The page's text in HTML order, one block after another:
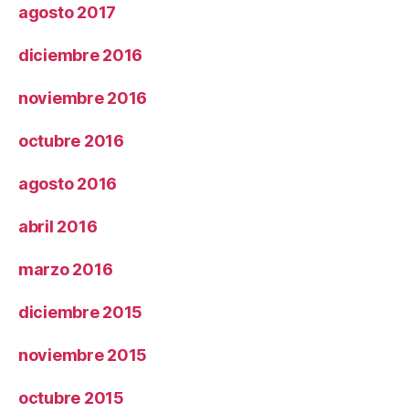
agosto 2017
diciembre 2016
noviembre 2016
octubre 2016
agosto 2016
abril 2016
marzo 2016
diciembre 2015
noviembre 2015
octubre 2015